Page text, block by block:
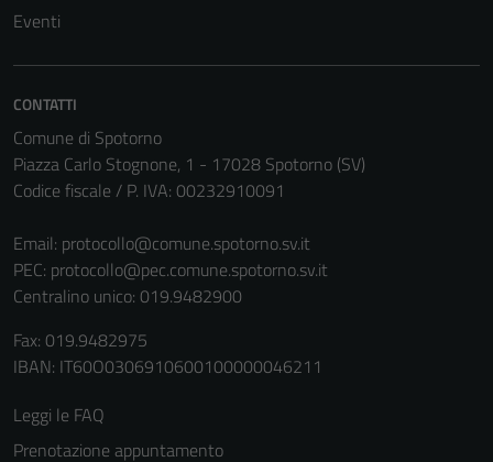
Eventi
CONTATTI
Comune di Spotorno
Piazza Carlo Stognone, 1 - 17028 Spotorno (SV)
Codice fiscale / P. IVA: 00232910091
Email: protocollo@comune.spotorno.sv.it
PEC: protocollo@pec.comune.spotorno.sv.it
Centralino unico: 019.9482900
Fax: 019.9482975
IBAN: IT60O0306910600100000046211
Leggi le FAQ
Prenotazione appuntamento